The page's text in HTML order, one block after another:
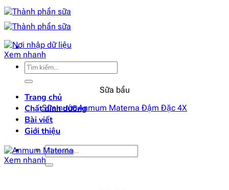
Bỏ
qua
nội
dung
Tìm
kiếm:
Trang chủ
Chất dinh dưỡng
Bài viết
Giới thiệu
Tìm
kiếm:
Xem nhanh
Sữa bầu
Sữa nước Anmum Materna Đậm Đặc 4X
Xem nhanh